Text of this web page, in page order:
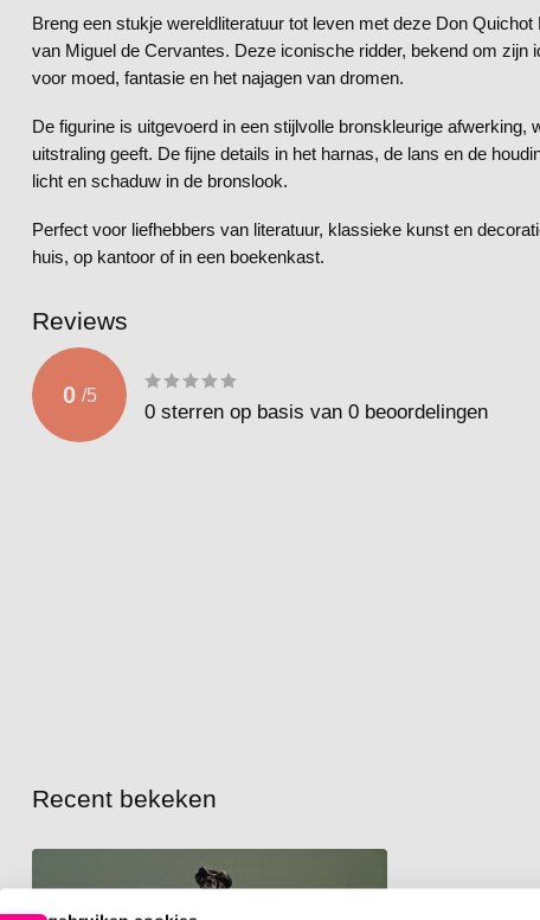
Breng een stukje wereldliteratuur tot leven met deze Don
van Miguel de Cervantes. Deze iconische ridder, bekend om
voor moed, fantasie en het najagen van dromen.
De figurine is uitgevoerd in een stijlvolle bronskleurige afwerking,
uitstraling geeft. De fijne details in het harnas, de lans en de
licht en schaduw in de bronslook.
Perfect voor liefhebbers van literatuur, klassieke kunst en
huis, op kantoor of in een boekenkast.
Reviews
0 /5
0 sterren op basis van 0 beoordelingen
Recent bekeken